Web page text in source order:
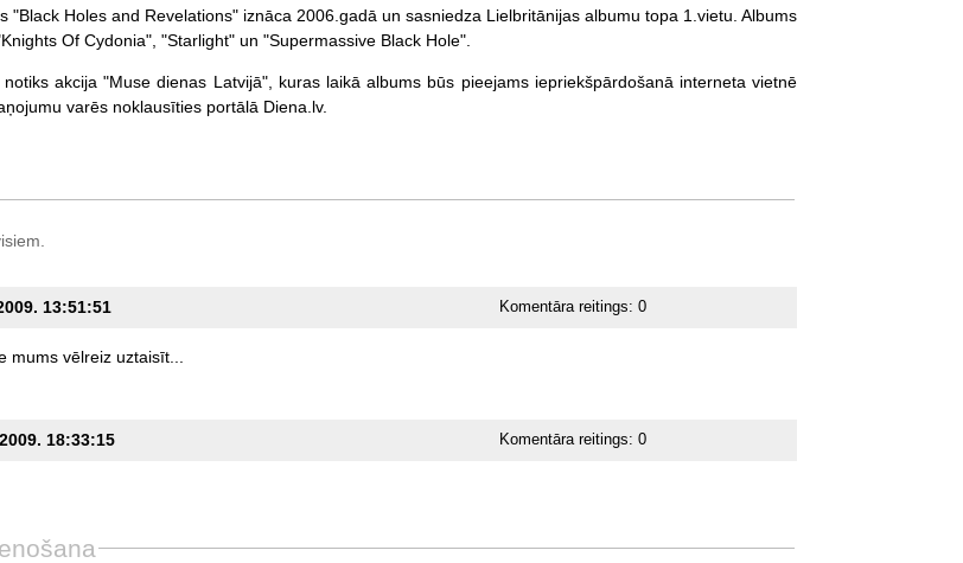
"Black Holes and Revelations" iznāca 2006.gadā un sasniedza Lielbritānijas albumu topa 1.vietu. Albums
Of Cydonia", "Starlight" un "Supermassive Black Hole".
akcija "Muse dienas Latvijā", kuras laikā albums būs pieejams iepriekšpārdošanā interneta vietnē
varēs noklausīties portālā Diena.lv.
13:51:51 Komentāra reitings:0
mums vēlreiz uztaisīt...
18:33:15 Komentāra reitings:0